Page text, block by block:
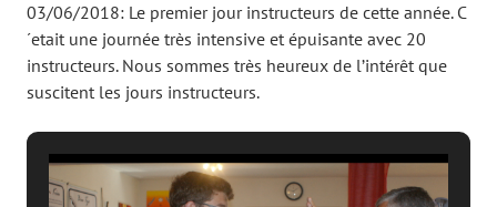
03/06/2018: Le premier jour instructeurs de cette année. C
´etait une journée très intensive et épuisante avec 20
instructeurs. Nous sommes très heureux de l’intérêt que
suscitent les jours instructeurs.